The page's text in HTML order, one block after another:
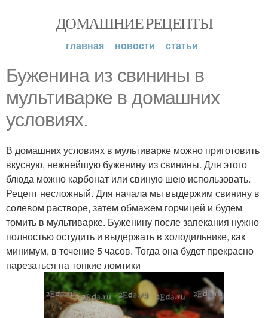
ДОМАШНИЕ РЕЦЕПТЫ
главная новости статьи
Буженина из свинины в
мультиварке в домашних
условиях.
В домашних условиях в мультиварке можно приготовить
вкусную, нежнейшую буженину из свинины. Для этого
блюда можно карбонат или свиную шею использовать.
Рецепт несложный. Для начала мы выдержим свинину в
солевом растворе, затем обмажем горчицей и будем
томить в мультиварке. Буженину после запекания нужно
полностью остудить и выдержать в холодильнике, как
минимум, в течение 5 часов. Тогда она будет прекрасно
нарезаться на тонкие ломтики